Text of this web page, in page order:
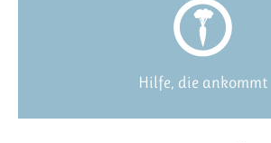
Hilfe, die ankommt